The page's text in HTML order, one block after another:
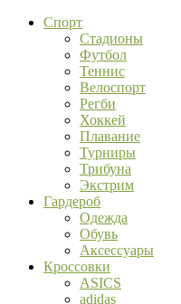
Спорт
Стадионы
Футбол
Теннис
Велоспорт
Регби
Хоккей
Плавание
Турниры
Трибуна
Экстрим
Гардероб
Одежда
Обувь
Аксессуары
Кроссовки
ASICS
adidas